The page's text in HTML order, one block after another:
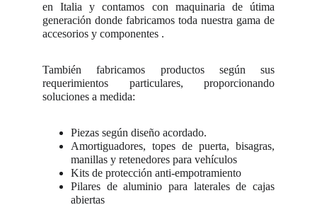
en Italia y contamos con maquinaria de útima
generación donde fabricamos toda nuestra gama de
accesorios y componentes .
También fabricamos productos según sus
requerimientos particulares, proporcionando
soluciones a medida:
Piezas según diseño acordado.
Amortiguadores, topes de puerta, bisagras,
manillas y retenedores para vehículos
Kits de protección anti-empotramiento
Pilares de aluminio para laterales de cajas
abiertas